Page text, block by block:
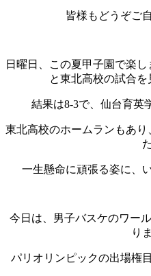
皆様もどうぞご
日曜日、この夏甲子園で楽
と東北高校の試合を
結果は8-3で、仙台育英
東北高校のホームランもあ
一生懸命に頑張る姿に、
今日は、男子バスケのワー
り
パリオリンピックの出場権